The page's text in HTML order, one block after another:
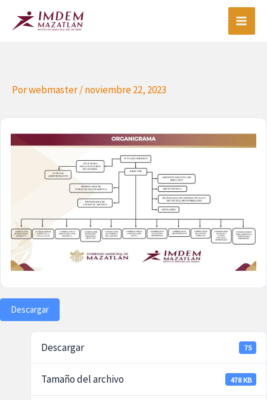
Porwebmaster/noviembre 22, 2023
Descargar
Descargar 75
Tamaño del archivo 478 KB